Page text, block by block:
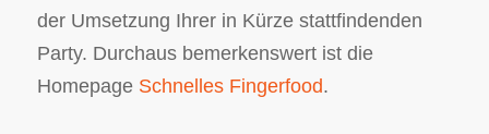
der Umsetzung Ihrer in Kürze stattfindenden
Party. Durchaus bemerkenswert ist die
Homepage Schnelles Fingerfood.